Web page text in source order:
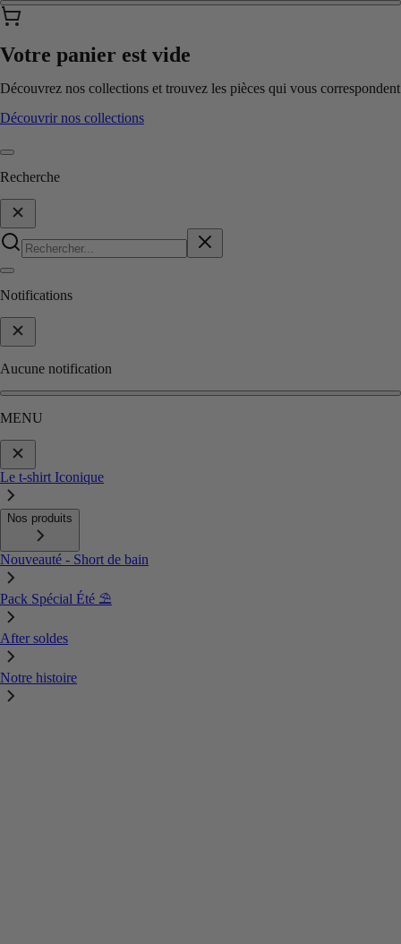
Votre panier est vide
Découvrez nos collections et trouvez les pièces qui vous correspondent
Découvrir nos collections
Recherche
Notifications
Aucune notification
MENU
Le t-shirt Iconique
Nos produits
Nouveauté - Short de bain
Pack Spécial Été ⛱️
After soldes
Notre histoire